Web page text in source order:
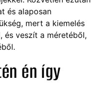
és alaposan
mert a kiemelés
és veszít a méretéből,
én így